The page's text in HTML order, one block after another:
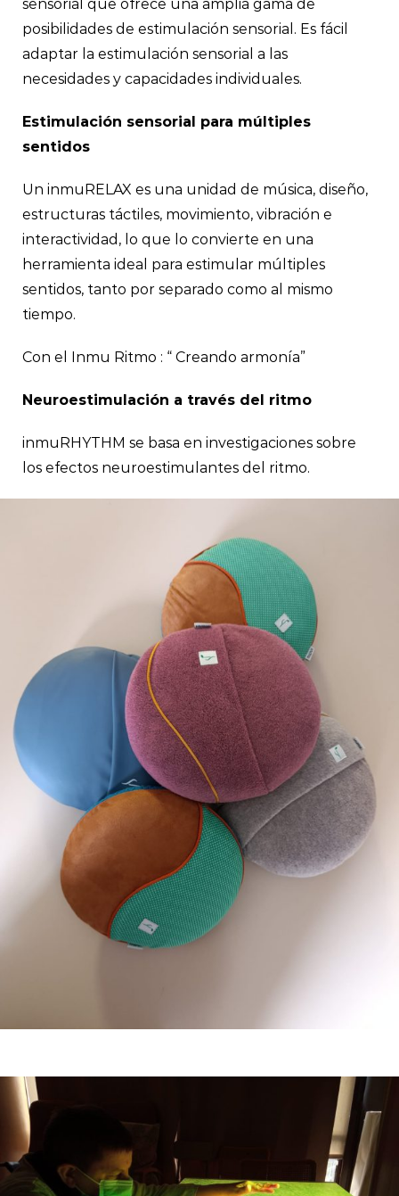
sensorial que ofrece una amplia gama de
posibilidades de estimulación sensorial. Es fácil
adaptar la estimulación sensorial a las
necesidades y capacidades individuales.
Estimulación sensorial para múltiples
sentidos
Un inmuRELAX es una unidad de música, diseño,
estructuras táctiles, movimiento, vibración e
interactividad, lo que lo convierte en una
herramienta ideal para estimular múltiples
sentidos, tanto por separado como al mismo
tiempo.
Con el Inmu Ritmo : “ Creando armonía”
Neuroestimulación a través del ritmo
inmuRHYTHM se basa en investigaciones sobre
los efectos neuroestimulantes del ritmo.